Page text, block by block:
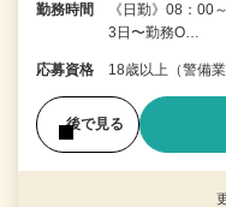
勤務時間
《日勤》08：
3日〜勤務O…
応募資格 18歳以上（警備
後で見る